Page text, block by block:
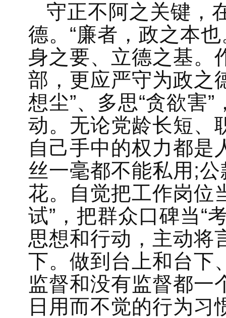
守正不阿之关键，
德。“廉者，政之本
身之要、立德之基。
部，更应严守为政之
想尘”、多思“贪欲害
动。无论党龄长短、
自己手中的权力都是
丝一毫都不能私用;
花。自觉把工作岗位
试”，把群众口碑当“
思想和行动，主动将
下。做到台上和台下
监督和没有监督都一
日用而不觉的行为习